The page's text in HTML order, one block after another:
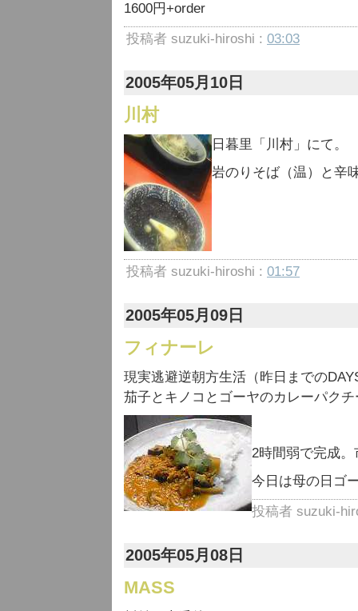
1600円+order
投稿者 suzuki-hiroshi : 03:03
2005年05月10日
川村
日暮里「川村」にて。
岩のりそば（温）と辛
投稿者 suzuki-hiroshi : 01:57
2005年05月09日
フィナーレ
現実逃避逆朝方生活（昨日までの
茄子とキノコとゴーヤのカレーパク
2時間弱で完成
今日は母の日ゴ
投稿者 suzuki-
2005年05月08日
MASS